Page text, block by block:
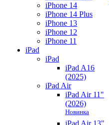
iPhone 14
iPhone 14 Plus
iPhone 13
iPhone 12
iPhone 11
iPad
iPad
iPad A16
(2025)
iPad Air
iPad Air 11"
(2026)
Новинка